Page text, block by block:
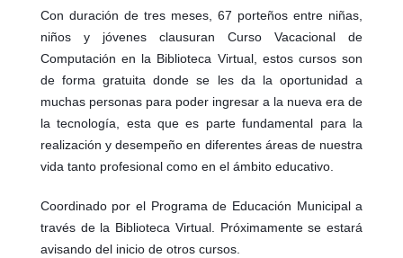
Con duración de tres meses, 67 porteños entre niñas,
niños y jóvenes clausuran Curso Vacacional de
Computación en la Biblioteca Virtual, estos cursos son
de forma gratuita donde se les da la oportunidad a
muchas personas para poder ingresar a la nueva era de
la tecnología, esta que es parte fundamental para la
realización y desempeño en diferentes áreas de nuestra
vida tanto profesional como en el ámbito educativo.
Coordinado por el Programa de Educación Municipal a
través de la Biblioteca Virtual. Próximamente se estará
avisando del inicio de otros cursos.